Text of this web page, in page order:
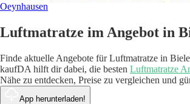
Oeynhausen
Luftmatratze im Angebot in
Finde aktuelle Angebote für Luftmatratze in
kaufDA hilft dir dabei, die besten Luftmatratze
Nähe zu entdecken, Preise zu vergleichen und
App herunterladen!